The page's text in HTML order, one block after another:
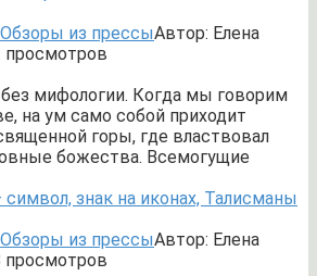
Обзоры из прессыАвтор: Елена
просмотров
мифологии. Когда мы говорим
на ум само собой приходит
горы, где властвовал
божества. Всемогущие
знак на иконах, Талисманы
Обзоры из прессыАвтор: Елена
просмотров